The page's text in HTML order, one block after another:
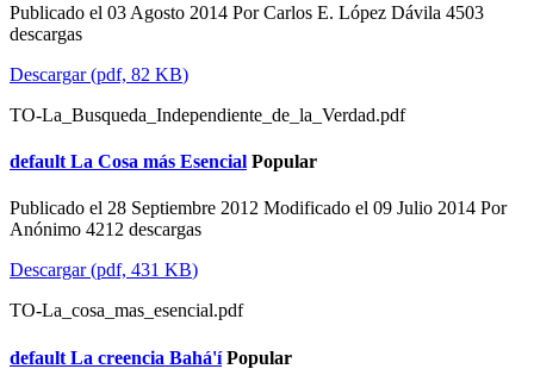
Publicado el 03 Agosto 2014 PorCarlos E. López Dávila 4503
descargas
Descargar(pdf, 82 KB)
TO-La_Busqueda_Independiente_de_la_Verdad.pdf
default La Cosa más Esencial Popular
Publicado el 28 Septiembre 2012 Modificado el 09 Julio 2014 Por
Anónimo 4212 descargas
Descargar(pdf, 431 KB)
TO-La_cosa_mas_esencial.pdf
default La creencia Bahá'í Popular